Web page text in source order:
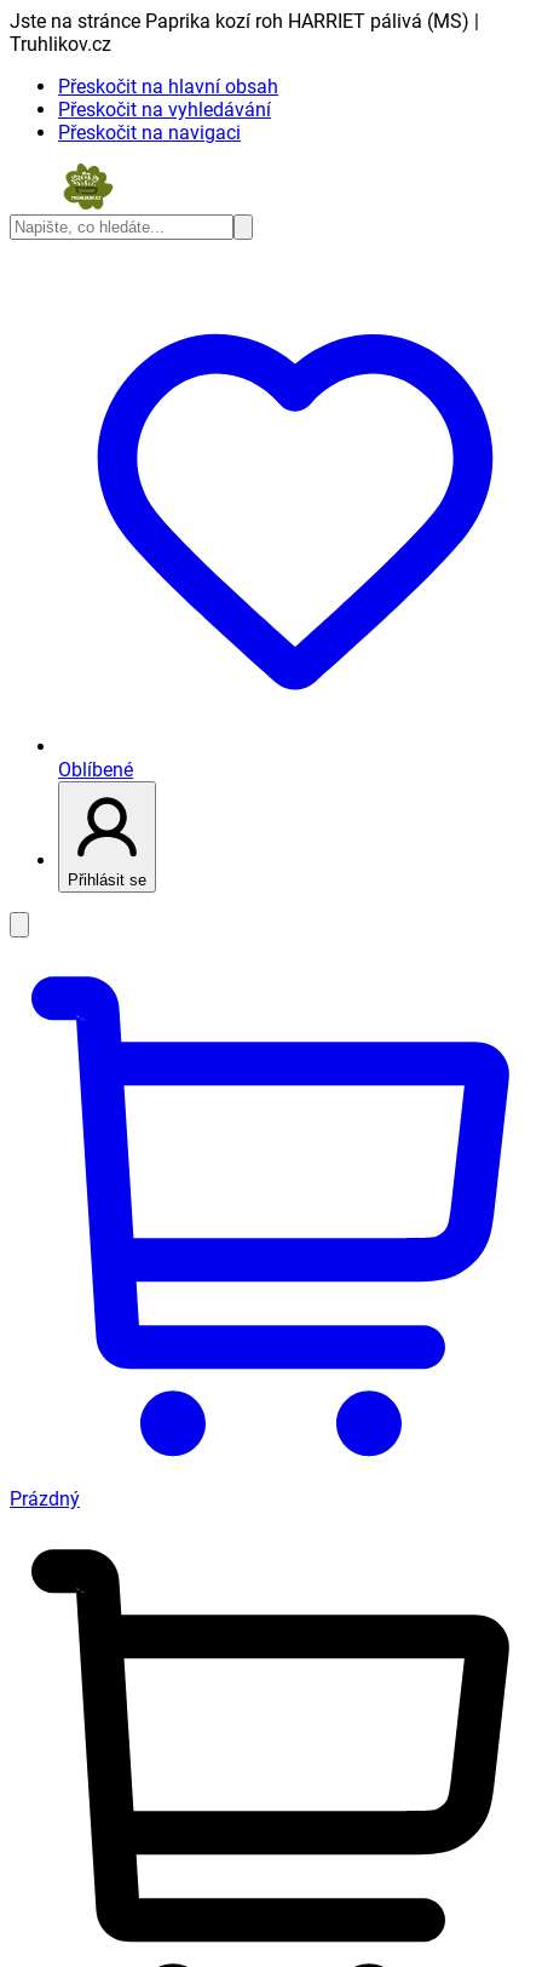
Jste na stránce Paprika kozí roh HARRIET pálivá (MS) |
Truhlikov.cz
Přeskočit na hlavní obsah
Přeskočit na vyhledávání
Přeskočit na navigaci
Oblíbené
Přihlásit se
Prázdný